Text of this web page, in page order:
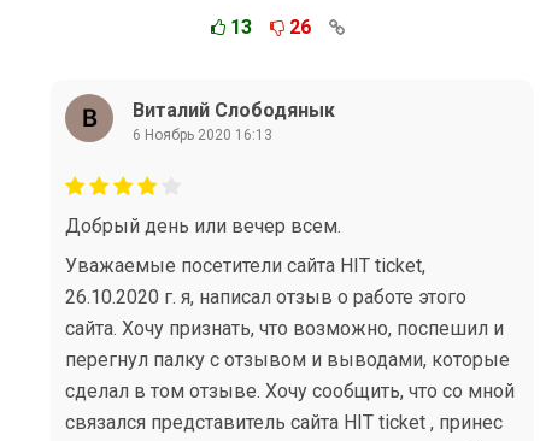
13 26
Виталий Слободянык
6 Ноябрь 2020 16:13
Добрый день или вечер всем.
Уважаемые посетители сайта HIT ticket,
26.10.2020 г. я, написал отзыв о работе этого
сайта. Хочу признать, что возможно, поспешил и
перегнул палку с отзывом и выводами, которые
сделал в том отзыве. Хочу сообщить, что со мной
связался представитель сайта HIT ticket , принес